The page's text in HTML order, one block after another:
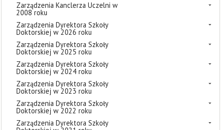
Zarządzenia Kanclerza Uczelni w
2008 roku
Zarządzenia Dyrektora Szkoły
Doktorskiej w 2026 roku
Zarządzenia Dyrektora Szkoły
Doktorskiej w 2025 roku
Zarządzenia Dyrektora Szkoły
Doktorskiej w 2024 roku
Zarządzenia Dyrektora Szkoły
Doktorskiej w 2023 roku
Zarządzenia Dyrektora Szkoły
Doktorskiej w 2022 roku
Zarządzenia Dyrektora Szkoły